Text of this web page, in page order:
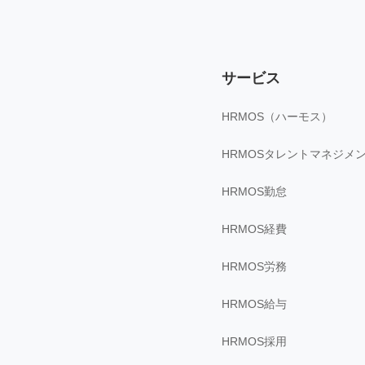
サービス
HRMOS（ハーモス）
HRMOSタレントマネジメ
HRMOS勤怠
HRMOS経費
HRMOS労務
HRMOS給与
HRMOS採用